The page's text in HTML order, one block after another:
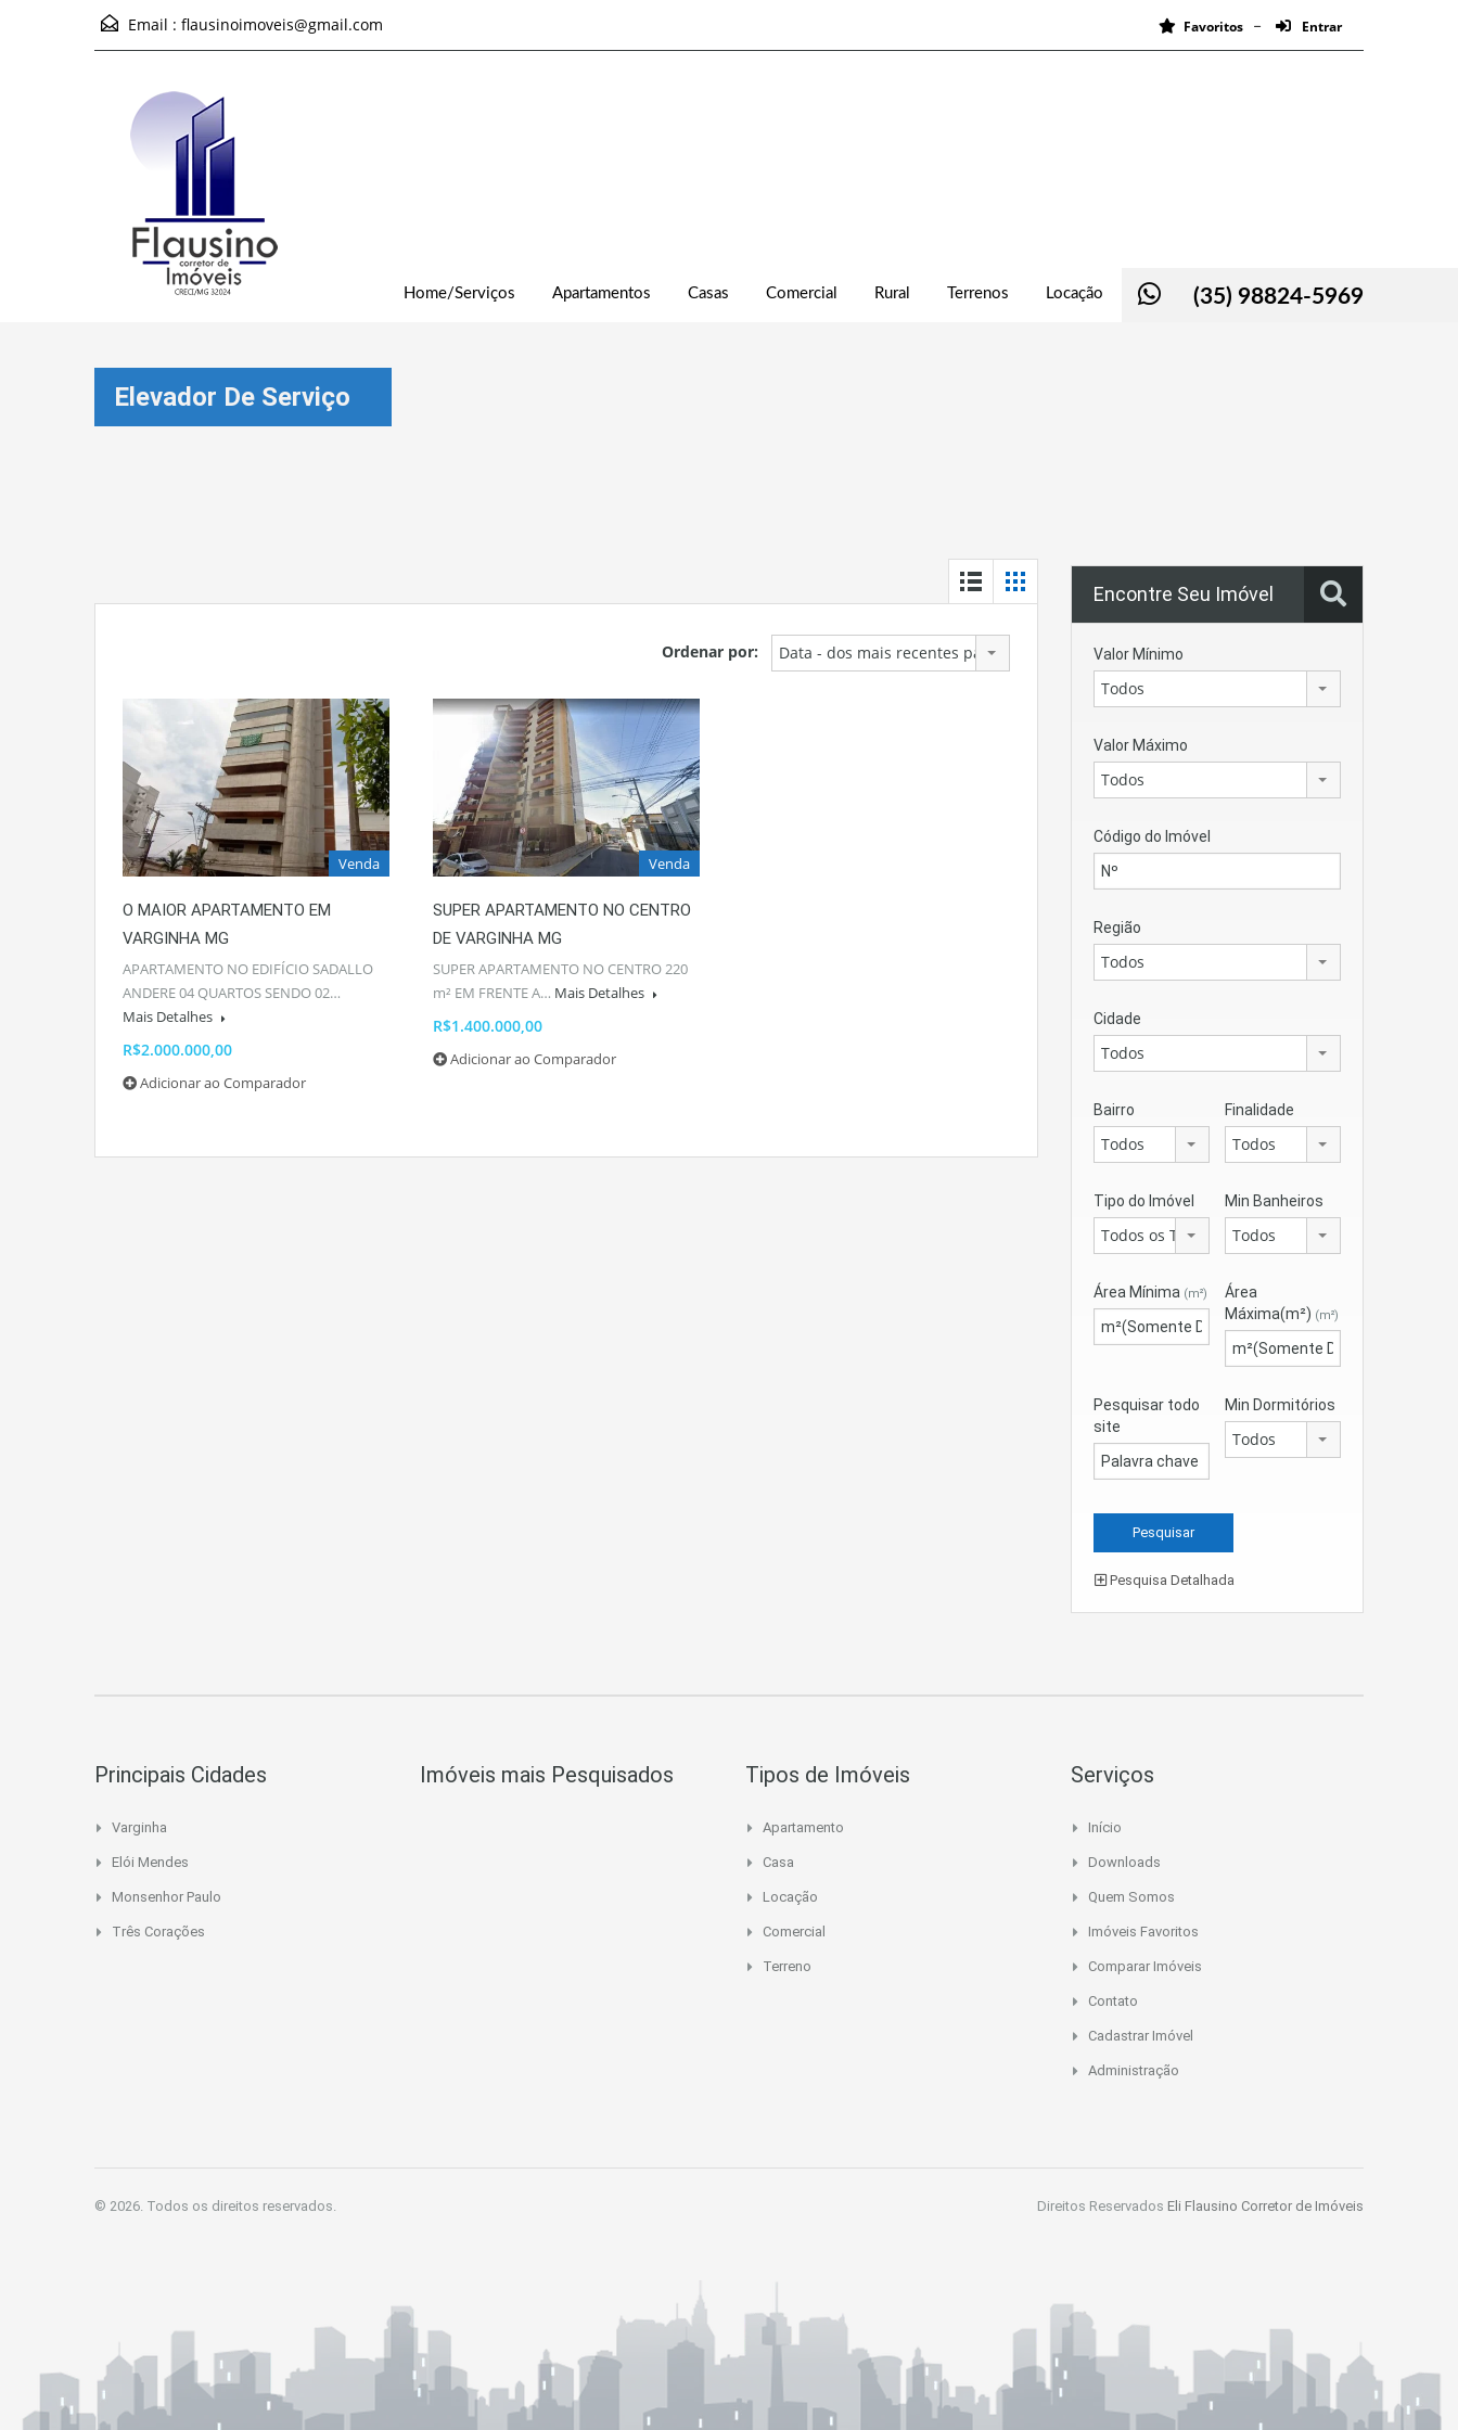
Email : flausinoimoveis@gmail.com Favoritos Entrar
(35) 98824-5969
Home/Serviços Apartamentos Casas Comercial Rural Terrenos Locação
Elevador De Serviço
Ordenar por: Data - dos mais recentes para os mais antigos
Venda
O MAIOR APARTAMENTO EM
VARGINHA MG
APARTAMENTO NO EDIFÍCIO SADALLO
ANDERE 04 QUARTOS SENDO 02…
Mais Detalhes
R$2.000.000,00
Adicionar ao Comparador
Venda
SUPER APARTAMENTO NO CENTRO
DE VARGINHA MG
SUPER APARTAMENTO NO CENTRO 220
m² EM FRENTE A… Mais Detalhes
R$1.400.000,00
Adicionar ao Comparador
Encontre Seu Imóvel
Valor Mínimo
Todos
Valor Máximo
Todos
Código do Imóvel
Região
Todos
Cidade
Todos
Bairro
Todos
Finalidade
Todos
Tipo do Imóvel
Todos os Tipos
Min Banheiros
Todos
Área Mínima (m²)
Área
Máxima(m²) (m²)
Pesquisar todo
site
Min Dormitórios
Todos
Pesquisa Detalhada
Principais Cidades
Varginha
Elói Mendes
Monsenhor Paulo
Três Corações
Imóveis mais Pesquisados Tipos de Imóveis
Apartamento
Casa
Locação
Comercial
Terreno
Serviços
Início
Downloads
Quem Somos
Imóveis Favoritos
Comparar Imóveis
Contato
Cadastrar Imóvel
Administração
© 2026. Todos os direitos reservados. Direitos Reservados Eli Flausino Corretor de Imóveis